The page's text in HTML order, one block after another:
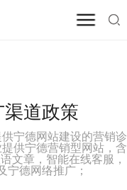
道政策
供宁德网站建设的营销诊
供宁德营销型网站，含
文章，智能在线客服，
宁德网络推广；